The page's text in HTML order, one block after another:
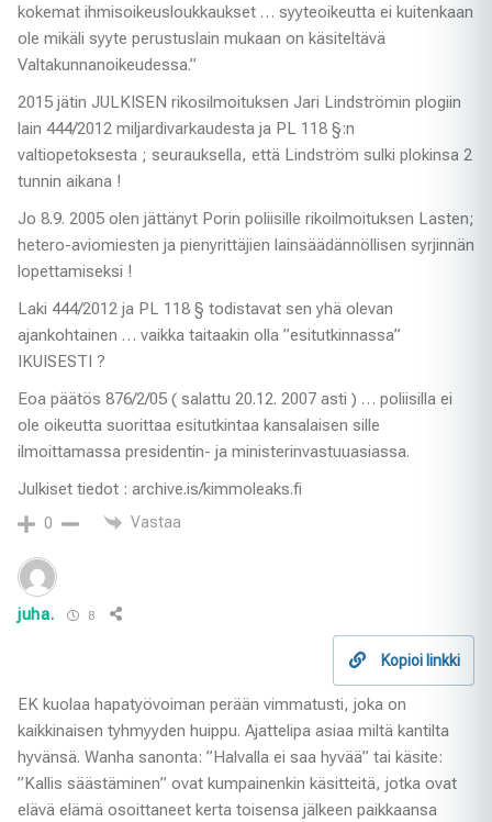
kokemat ihmisoikeusloukkaukset … syyteoikeutta ei kuitenkaan
ole mikäli syyte perustuslain mukaan on käsiteltävä
Valtakunnanoikeudessa.”
2015 jätin JULKISEN rikosilmoituksen Jari Lindströmin plogiin
lain 444/2012 miljardivarkaudesta ja PL 118 §:n
valtiopetoksesta ; seurauksella, että Lindström sulki plokinsa 2
tunnin aikana !
Jo 8.9. 2005 olen jättänyt Porin poliisille rikoilmoituksen Lasten;
hetero-aviomiesten ja pienyrittäjien lainsäädännöllisen syrjinnän
lopettamiseksi !
Laki 444/2012 ja PL 118 § todistavat sen yhä olevan
ajankohtainen … vaikka taitaakin olla ”esitutkinnassa”
IKUISESTI ?
Eoa päätös 876/2/05 ( salattu 20.12. 2007 asti ) … poliisilla ei
ole oikeutta suorittaa esitutkintaa kansalaisen sille
ilmoittamassa presidentin- ja ministerinvastuuasiassa.
Julkiset tiedot : archive.is/kimmoleaks.fi
0 Vastaa
juha. 8
Kopioi linkki
EK kuolaa hapatyövoiman perään vimmatusti, joka on
kaikkinaisen tyhmyyden huippu. Ajattelipa asiaa miltä kantilta
hyvänsä. Wanha sanonta: ”Halvalla ei saa hyvää” tai käsite:
”Kallis säästäminen” ovat kumpainenkin käsitteitä, jotka ovat
elävä elämä osoittaneet kerta toisensa jälkeen paikkaansa